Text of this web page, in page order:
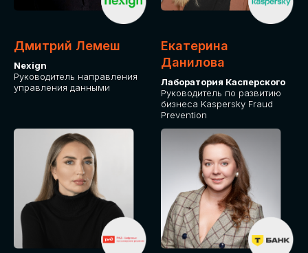
Дмитрий Лемеш
Nexign
Руководитель направления
управления данными
Екатерина
Данилова
Лаборатория Касперского
Руководитель по развитию
бизнеса Kaspersky Fraud
Prevention
Оплата через сервис Timepad
ПРИОБРЕСТИ БИЛЕТ